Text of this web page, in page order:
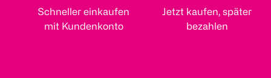
Schneller einkaufen
mit Kundenkonto
Jetzt kaufen, später
bezahlen